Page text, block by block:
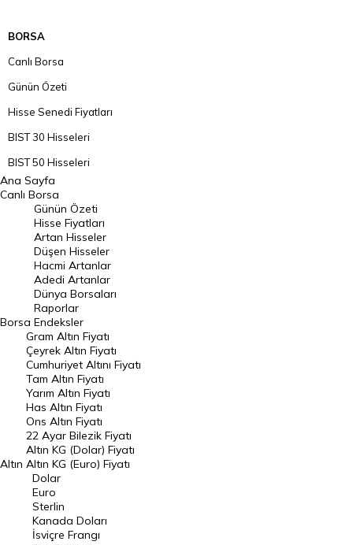
BORSA
Canlı Borsa
Günün Özeti
Hisse Senedi Fiyatları
BIST 30 Hisseleri
BIST 50 Hisseleri
BIST 100 Hisseleri
En Çok Artan Hisseler
En Çok Düşen Hisseler
Hacmi Artanlar
Geçmiş Kapanışlar
Dünya Borsaları
Raporlar
Endeksler
DÖVİZ
Döviz Kuru
Dolar Kuru
Euro Kuru
Pound Kuru
Frank Kuru
Ana Sayfa
Canlı Borsa
Borsa
Günün Özeti
Hisse Fiyatları
Artan Hisseler
Düşen Hisseler
Hacmi Artanlar
Adedi Artanlar
Dünya Borsaları
Raporlar
Endeksler
Altın
Gram Altın Fiyatı
Çeyrek Altın Fiyatı
Cumhuriyet Altını Fiyatı
Tam Altın Fiyatı
Yarım Altın Fiyatı
Has Altın Fiyatı
Ons Altın Fiyatı
22 Ayar Bilezik Fiyatı
Altın KG (Dolar) Fiyatı
Altın KG (Euro) Fiyatı
Dolar
Euro
Sterlin
Kanada Doları
İsviçre Frangı